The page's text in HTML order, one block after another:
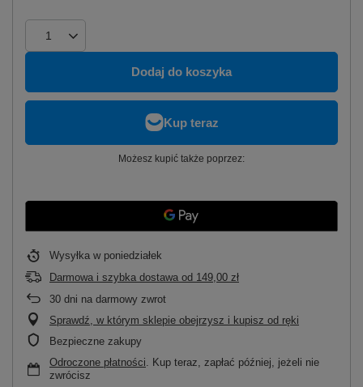
Dodaj do koszyka
Możesz kupić także poprzez:
Wysyłka w poniedziałek
Darmowa i szybka dostawa od 149,00 zł
30 dni na darmowy zwrot
Sprawdź, w którym sklepie obejrzysz i kupisz od ręki
Bezpieczne zakupy
Odroczone płatności . Kup teraz, zapłać później, jeżeli nie
zwrócisz